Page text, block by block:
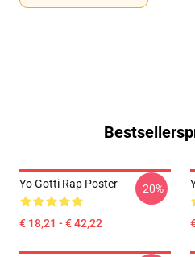
Yo Gotti Rap Poster
€ 18,21 - € 42,22
-20%